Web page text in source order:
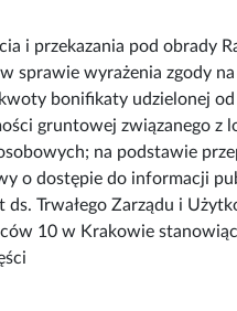
i przekazania pod obrady
sprawie wyrażenia zgody
bonifikaty udzielonej
gruntowej związanego z
na podstawie
o dostępie do informacji
ds. Trwałego Zarządu i
10 w Krakowie